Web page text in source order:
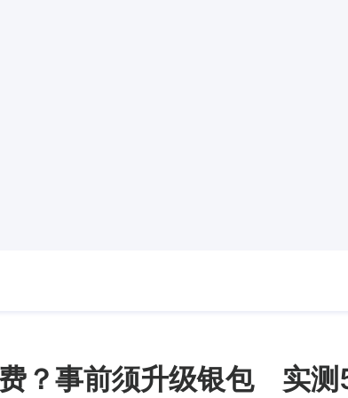
？事前须升级银包 实测